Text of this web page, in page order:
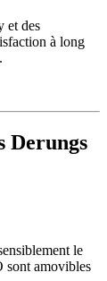
et des
à long
Derungs
le
sont amovibles